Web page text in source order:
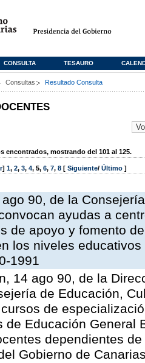
CONSULTA TESAURO
Consultas Resultado Consulta
encontrados, mostrando del 101 al 125.
] 1, 2, 3, 4, 5, 6, 7, 8 [ Siguiente/ Último ]
90, de la
ayudas a
de apoyo y fomento
los niveles
1991
14 ago 90, de la
de Educación,
de
de Educación General
dependientes
Gobierno de